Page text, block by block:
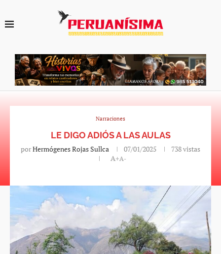
Narraciones
LE DIGO ADIÓS A LAS AULAS
porHermógenes Rojas Sullca 07/01/2025 738vistas
A+A-